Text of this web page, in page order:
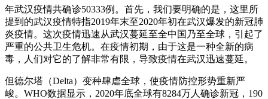
年武汉疫情共确诊50333例。首先，我们要明确的是，这里所
提到的武汉疫情特指2019年末至2020年初在武汉爆发的新冠肺
炎疫情。这次疫情迅速从武汉蔓延至全中国乃至全球，引起了
严重的公共卫生危机。在疫情初期，由于这是一种全新的病
毒，人们对它的了解非常有限，导致疫情在武汉迅速蔓延。
但德尔塔（Delta）变种肆虐全球，使疫情防控形势重新严
峻。WHO数据显示，2020年底全球有8284万人确诊新冠，190